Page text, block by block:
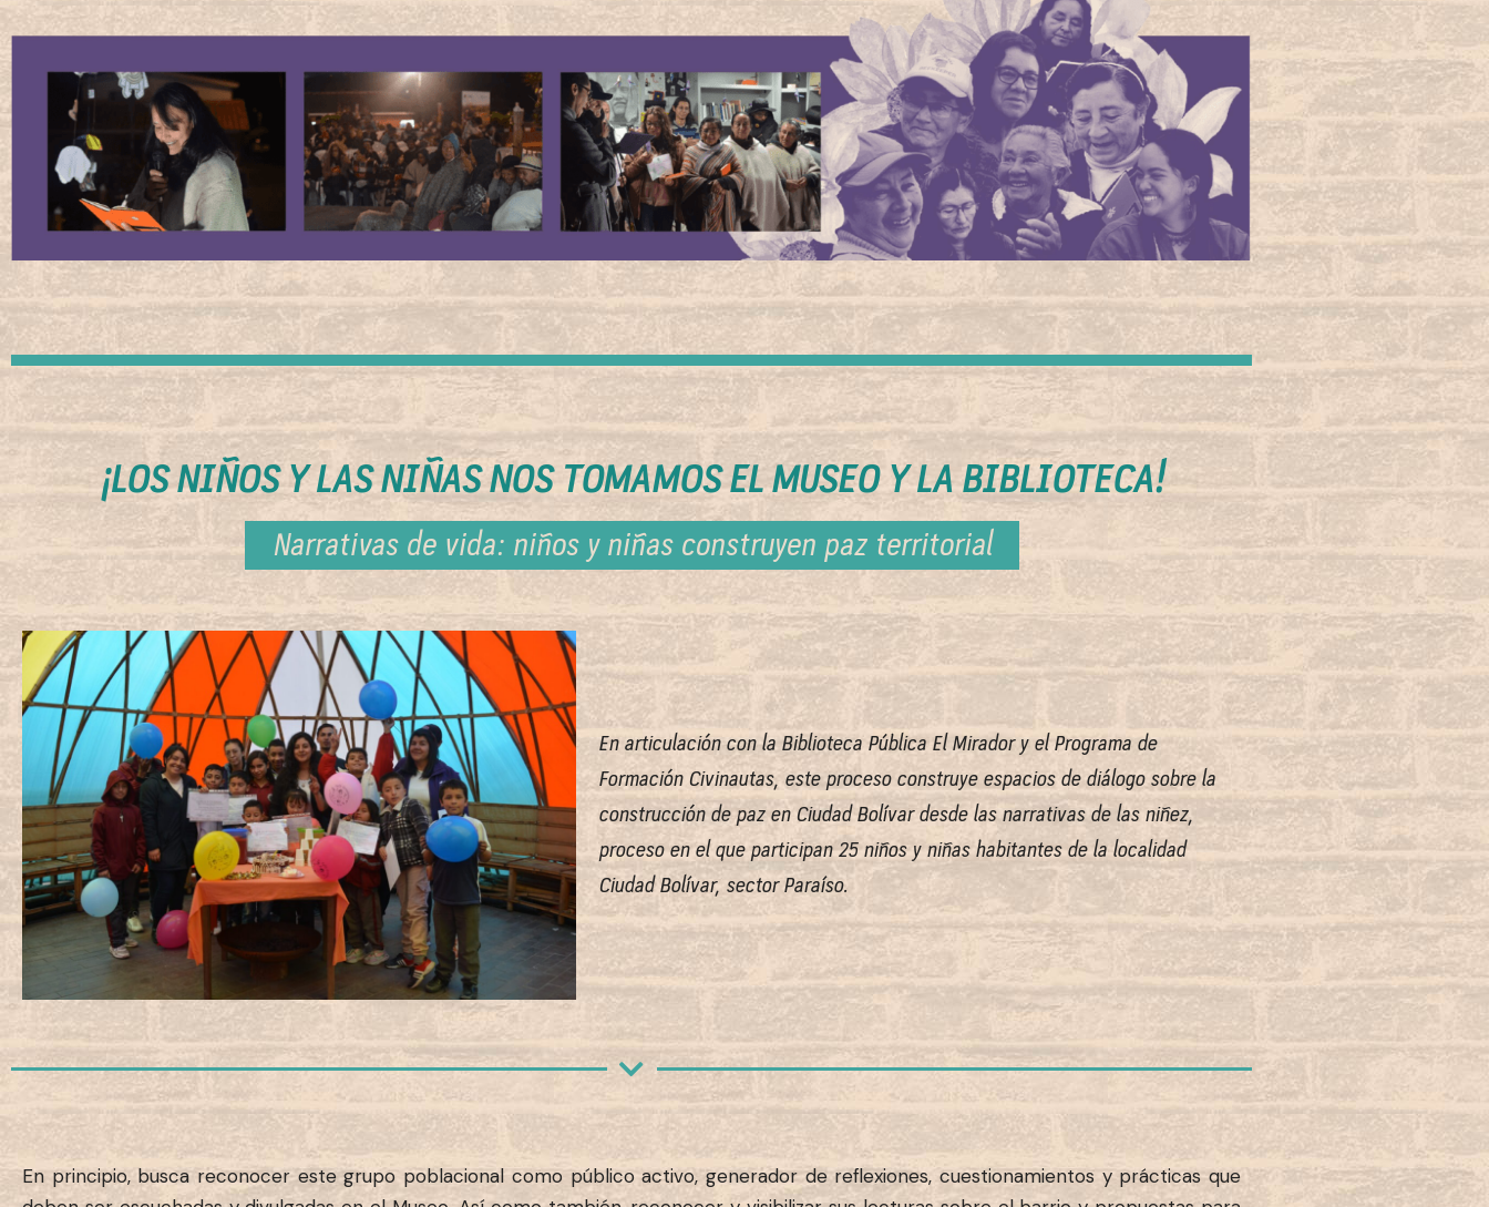
¡LOS NIÑOS Y LAS NIÑAS NOS TOMAMOS EL MUSEO Y LA BIBLIOTECA!
Narrativas de vida: niños y niñas construyen paz territorial
En articulación con la Biblioteca Pública El Mirador y el Programa de
Formación Civinautas, este proceso construye espacios de diálogo sobre la
construcción de paz en Ciudad Bolívar desde las narrativas de las niñez,
proceso en el que participan 25 niños y niñas habitantes de la localidad
Ciudad Bolívar, sector Paraíso.
En principio, busca reconocer este grupo poblacional como público activo, generador de reflexiones, cuestionamientos y prácticas que